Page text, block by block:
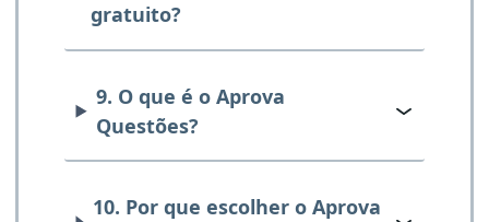
gratuito?
9. O que é o Aprova
Questões?
10. Por que escolher o Aprova